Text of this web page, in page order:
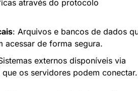
através do protocolo
: Arquivos e bancos de dados
acessar de forma segura.
externos disponíveis via
os servidores podem conectar.